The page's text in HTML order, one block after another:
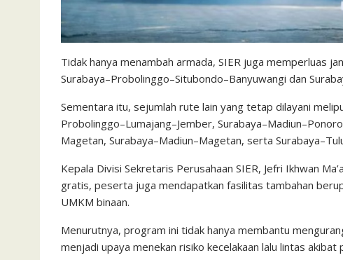
Tidak hanya menambah armada, SIER juga memperluas
Surabaya–Probolinggo–Situbondo–Banyuwangi dan
Sementara itu, sejumlah rute lain yang tetap dilayani
Probolinggo–Lumajang–Jember,
Magetan, Surabaya–Madiun–Magetan, serta
Kepala Divisi Sekretaris Perusahaan SIER, Jefri Ikhwan
gratis, peserta juga mendapatkan fasilitas tambahan
UMKM binaan.
Menurutnya, program ini tidak hanya membantu
menjadi upaya menekan risiko kecelakaan lalu lintas